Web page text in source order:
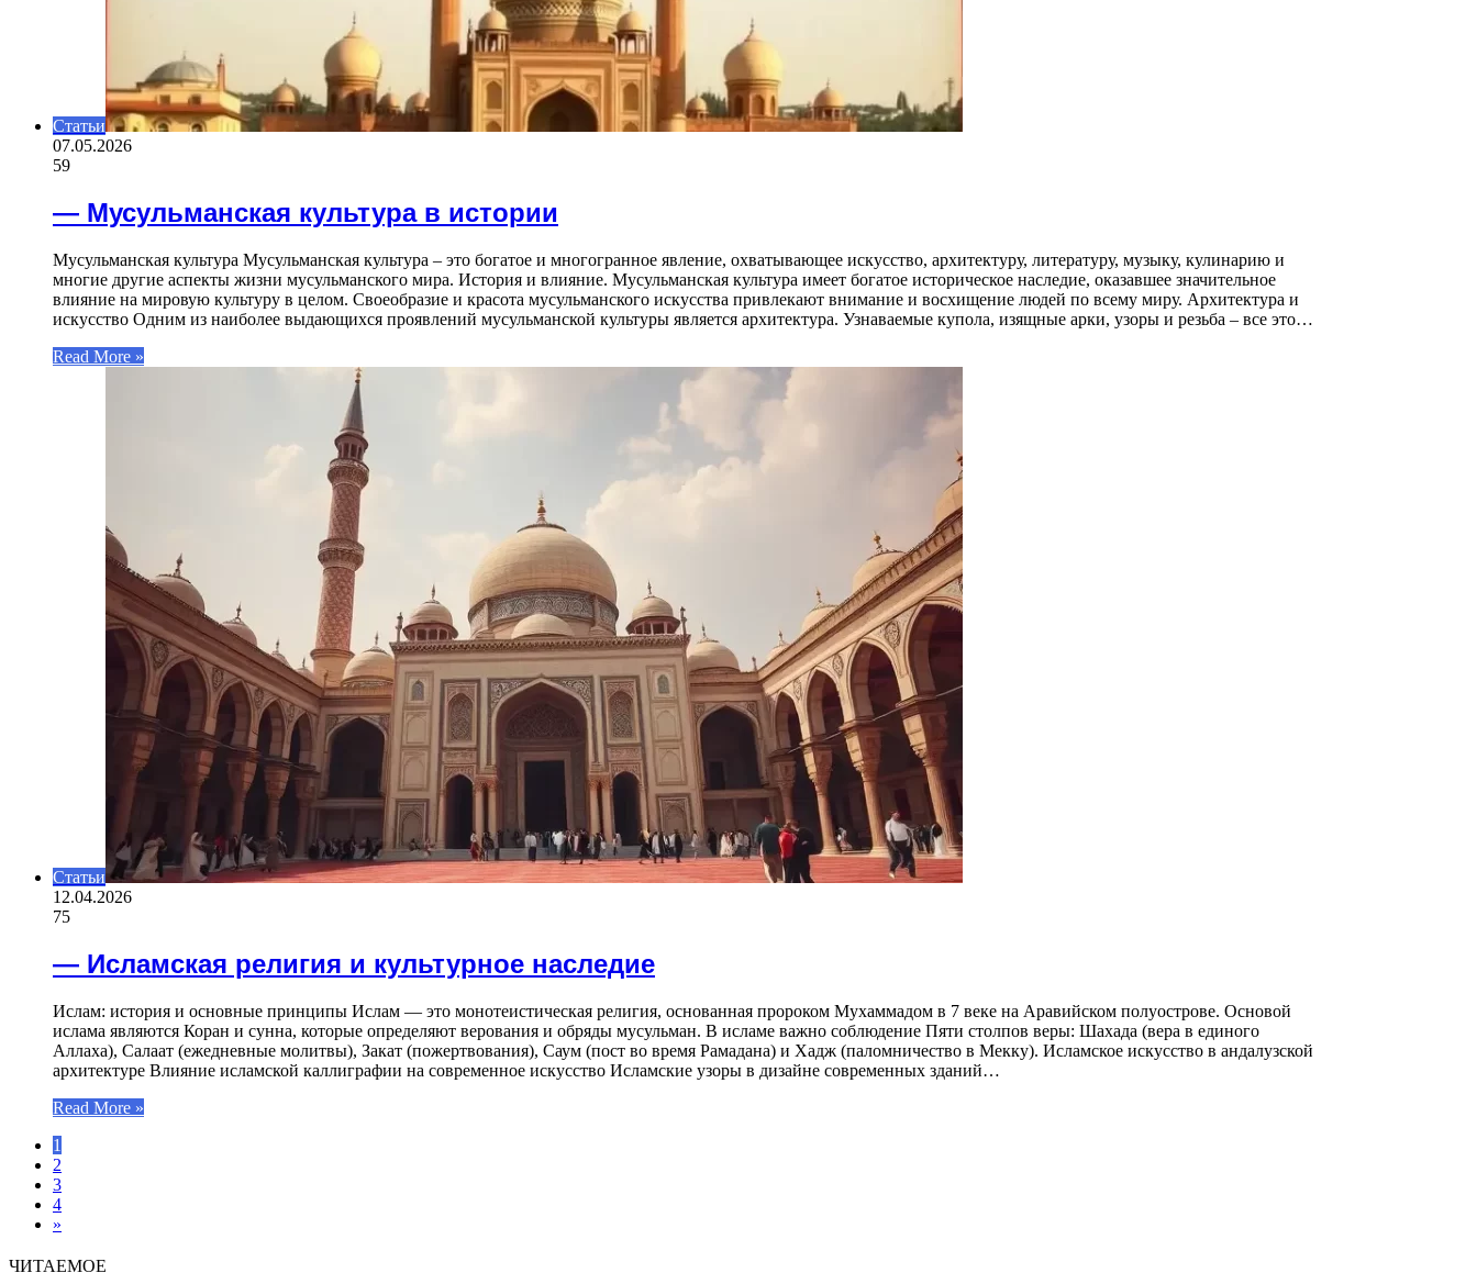
Статьи
07.05.2026
59
— Мусульманская культура в истории
Мусульманская культура Мусульманская культура – это богатое и многогранное явление, охватывающее искусство, архитектуру, литературу, музыку, кулинарию и
многие другие аспекты жизни мусульманского мира. История и влияние. Мусульманская культура имеет богатое историческое наследие, оказавшее значительное
влияние на мировую культуру в целом. Своеобразие и красота мусульманского искусства привлекают внимание и восхищение людей по всему миру. Архитектура и
искусство Одним из наиболее выдающихся проявлений мусульманской культуры является архитектура. Узнаваемые купола, изящные арки, узоры и резьба – все это…
Read More »
Статьи
12.04.2026
75
— Исламская религия и культурное наследие
Ислам: история и основные принципы Ислам — это монотеистическая религия, основанная пророком Мухаммадом в 7 веке на Аравийском полуострове. Основой
ислама являются Коран и сунна, которые определяют верования и обряды мусульман. В исламе важно соблюдение Пяти столпов веры: Шахада (вера в единого
Аллаха), Салаат (ежедневные молитвы), Закат (пожертвования), Саум (пост во время Рамадана) и Хадж (паломничество в Мекку). Исламское искусство в андалузской
архитектуре Влияние исламской каллиграфии на современное искусство Исламские узоры в дизайне современных зданий…
Read More »
1
2
3
4
»
ЧИТАЕМОЕ